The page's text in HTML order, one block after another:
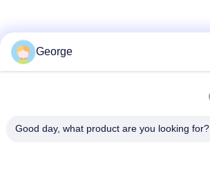
George
Good day, what product are you looking for?